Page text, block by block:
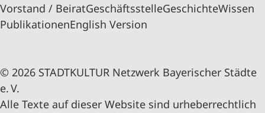
Vorstand / BeiratGeschäftsstelleGeschichteWissen
PublikationenEnglish Version
© 2026 STADTKULTUR Netzwerk Bayerischer Städte
e. V.
Alle Texte auf dieser Website sind urheberrechtlich